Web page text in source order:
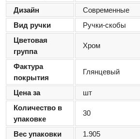
Дизайн
Современные
Вид ручки
Ручки-скобы
Цветовая
группа
Хром
Фактура
покрытия
Глянцевый
Цена за
шт
Количество в
упаковке
30
Вес упаковки
1.905